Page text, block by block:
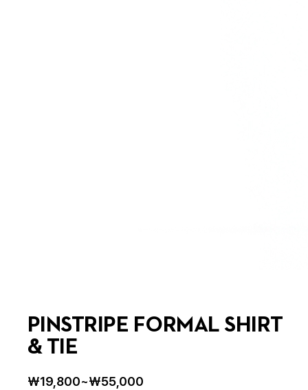
PINSTRIPE FORMAL SHIRT
& TIE
₩19,800~₩55,000